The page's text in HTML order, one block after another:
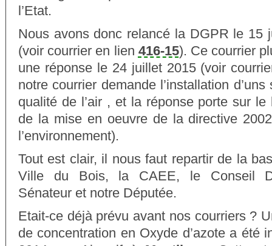
l’Etat.
Nous avons donc relancé la DGPR le 15
(voir courrier en lien 416-15). Ce courrier
une réponse le 24 juillet 2015 (voir
notre courrier demande l’installation
qualité de l’air , et la réponse porte sur le
de la mise en oeuvre de la directive
l’environnement).
Tout est clair, il nous faut repartir de la
Ville du Bois, la CAEE, le Conseil
Sénateur et notre Députée.
Etait-ce déjà prévu avant nos courriers ?
de concentration en Oxyde d’azote a été